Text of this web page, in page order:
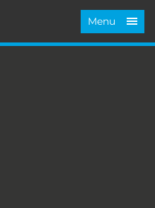
Menu